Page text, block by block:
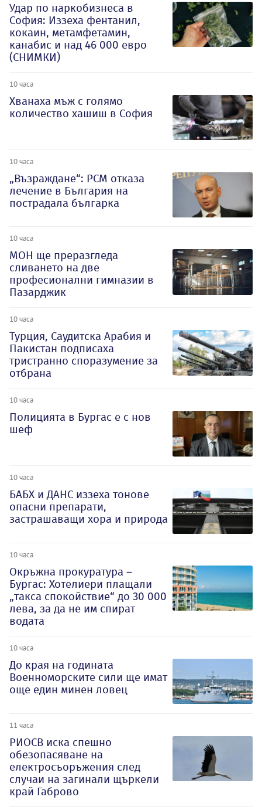
Удар по наркобизнеса в
София: Иззеха фентанил,
кокаин, метамфетамин,
канабис и над 46 000 евро
(СНИМКИ)
10 часа
Хванаха мъж с голямо
количество хашиш в София
10 часа
„Възраждане“: РСМ отказа
лечение в България на
пострадала българка
10 часа
МОН ще преразгледа
сливането на две
професионални гимназии в
Пазарджик
10 часа
Турция, Саудитска Арабия и
Пакистан подписаха
тристранно споразумение за
отбрана
10 часа
Полицията в Бургас е с нов
шеф
10 часа
БАБХ и ДАНС иззеха тонове
опасни препарати,
застрашаващи хора и природа
10 часа
Окръжна прокуратура –
Бургас: Хотелиери плащали
„такса спокойствие“ до 30 000
лева, за да не им спират
водата
10 часа
До края на годината
Военноморските сили ще имат
още един минен ловец
11 часа
РИОСВ иска спешно
обезопасяване на
електросъоръжения след
случаи на загинали щъркели
край Габрово